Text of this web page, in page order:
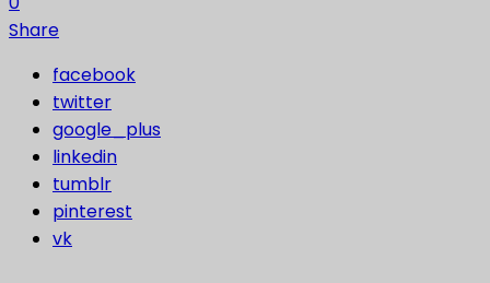
Share
facebook
twitter
google_plus
linkedin
tumblr
pinterest
vk